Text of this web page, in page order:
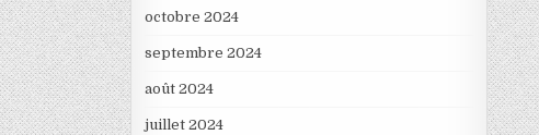
octobre 2024
septembre 2024
août 2024
juillet 2024